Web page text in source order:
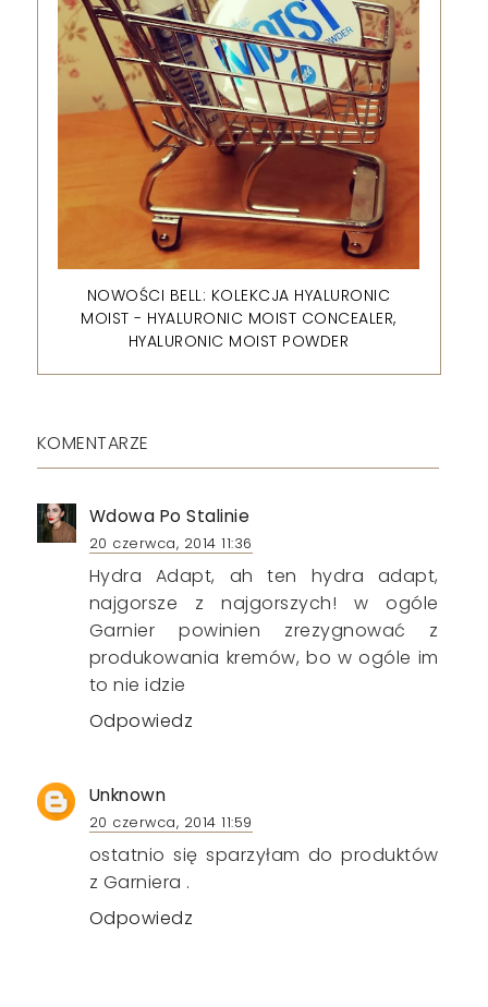
NOWOŚCI BELL: KOLEKCJA HYALURONIC
MOIST - HYALURONIC MOIST CONCEALER,
HYALURONIC MOIST POWDER
KOMENTARZE
Wdowa Po Stalinie
20 czerwca, 2014 11:36
Hydra Adapt, ah ten hydra adapt,
najgorsze z najgorszych! w ogóle
Garnier powinien zrezygnować z
produkowania kremów, bo w ogóle im
to nie idzie
Odpowiedz
Unknown
20 czerwca, 2014 11:59
ostatnio się sparzyłam do produktów
z Garniera .
Odpowiedz